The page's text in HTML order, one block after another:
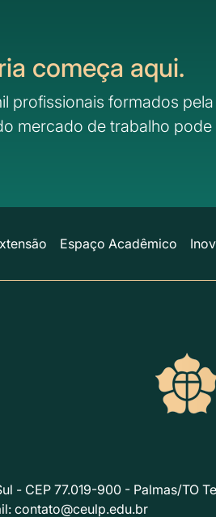
começa aqui.
profissionais formados
mercado de trabalho pode
Espaço Acadêmico
- CEP 77.019-900 - Palmas/TO
contato@ceulp.edu.br